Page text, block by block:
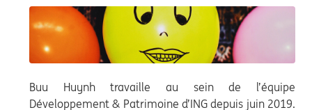
Buu Huynh travaille au sein de l’équipe
Développement & Patrimoine d’ING depuis juin 2019.